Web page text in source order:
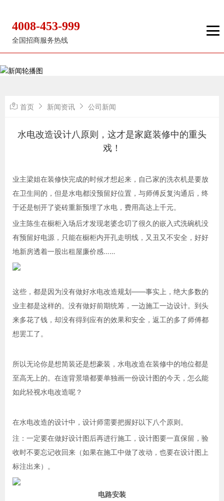
4008-453-999
全国招商服务热线
首页 新闻资讯 公司新闻
水电改造设计八原则，这才是家庭装修中的重头
戏！
业主梁姐在装修快完成的时候才想起来，自己家的洗衣机是要放
在卫生间的，但是水电都没预留好位置，与师傅反复沟通后，终
于还是刨开了瓷砖重新预埋了水电，费用高达上千元。
业主陈生在橱柜入场后才发现老婆念叨了很久的嵌入式洗碗机没
有预留好电源，只能在橱柜内开孔走明线，又丑又不安全，好好
地新房透着一股出租屋廉价感……
这些，都是因为没有做好水电改造规划——事实上，绝大多数的
业主都是这样的。没有做好前期统筹，一边施工一边设计。到头
来多花了钱，却没有得到应有的效果和安全，返工的多了师傅都
想罢工了。
所以无论你是想简装还是想豪装，水电改造在装修中的地位都是
至高无上的。在连背景墙都要单独画一份设计图的今天，怎么能
如此轻视水电改造呢？
在水电改造的设计中，设计师需要把握好以下八个原则。
注：一定要在做好设计图后再进行施工，设计图要一直保留，验
收时不要忘记收回来（如果在施工中做了改动，也要在设计图上
标注出来）。
电路安装